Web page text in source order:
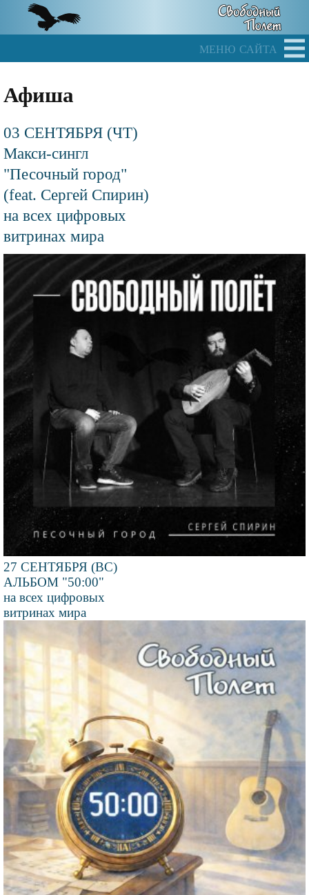
main
меню сайта
Афиша
03 СЕНТЯБРЯ (ЧТ)
Макси-сингл
"Песочный город"
(feat. Сергей Спирин)
на всех цифровых
витринах мира
изображения
27 СЕНТЯБРЯ (ВС)
АЛЬБОМ "50:00"
на всех цифровых
витринах мира
изображения